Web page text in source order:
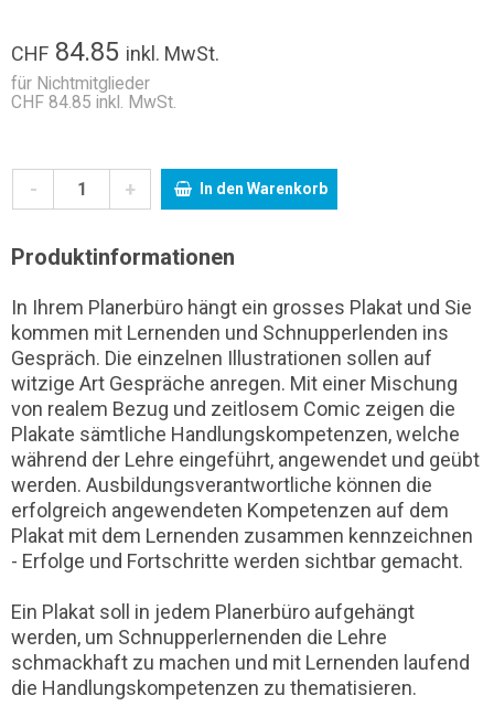
CHF 84.85 inkl. MwSt.
für Nichtmitglieder
CHF 84.85 inkl. MwSt.
- + In den Warenkorb
Produktinformationen
In Ihrem Planerbüro hängt ein grosses Plakat und Sie
kommen mit Lernenden und Schnupperlenden ins
Gespräch. Die einzelnen Illustrationen sollen auf
witzige Art Gespräche anregen. Mit einer Mischung
von realem Bezug und zeitlosem Comic zeigen die
Plakate sämtliche Handlungskompetenzen, welche
während der Lehre eingeführt, angewendet und geübt
werden. Ausbildungsverantwortliche können die
erfolgreich angewendeten Kompetenzen auf dem
Plakat mit dem Lernenden zusammen kennzeichnen
- Erfolge und Fortschritte werden sichtbar gemacht.
Ein Plakat soll in jedem Planerbüro aufgehängt
werden, um Schnupperlernenden die Lehre
schmackhaft zu machen und mit Lernenden laufend
die Handlungskompetenzen zu thematisieren.